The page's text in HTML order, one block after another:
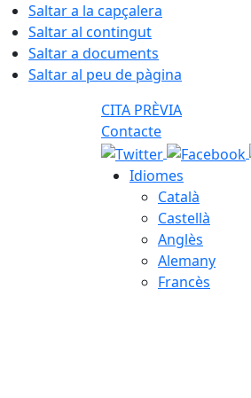
Saltar a la capçalera
Saltar al contingut
Saltar a documents
Saltar al peu de pàgina
CITA PRÈVIA
Contacte
Idiomes
Català
Castellà
Anglès
Alemany
Francès